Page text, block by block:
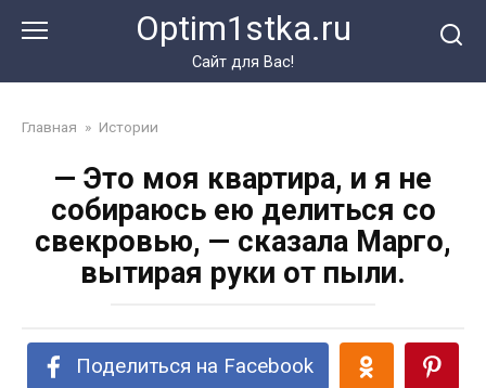
Optim1stka.ru
Сайт для Вас!
Главная » Истории
— Это моя квартира, и я не
собираюсь ею делиться со
свекровью, — сказала Марго,
вытирая руки от пыли.
Поделиться на Facebook